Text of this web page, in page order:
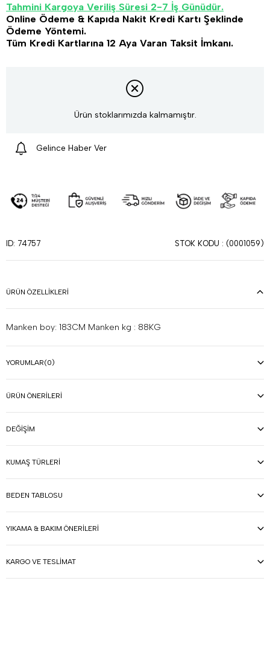
Tahmini Kargoya Veriliş Süresi 2-7 İş Günüdür.
Online Ödeme & Kapıda Nakit Kredi Kartı Şeklinde
Ödeme Yöntemi.
Tüm Kredi Kartlarına 12 Aya Varan Taksit İmkanı.
Ürün stoklarımızda kalmamıştır.
Gelince Haber Ver
ID: 74757 STOK KODU (0001059)
ÜRÜN ÖZELLIKLERI
Manken boy: 183CM Manken kg : 88KG
YORUMLAR(0)
ÜRÜN ÖNERILERI
DEĞIŞIM
KUMAŞ TÜRLERI
BEDEN TABLOSU
YIKAMA & BAKIM ÖNERILERI
KARGO VE TESLIMAT